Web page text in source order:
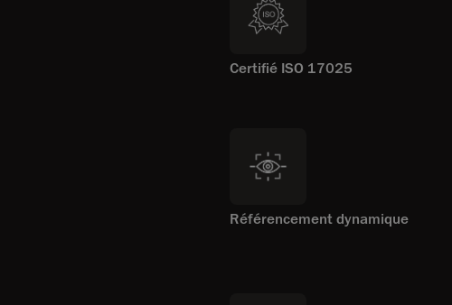
Certifié ISO 17025
Référencement dynamique